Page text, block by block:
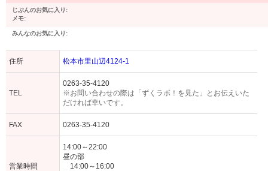
じぶんのお気に入り:
メモ:
みんなのお気に入り:
住所 松本市里山辺4124-1
TEL
0263-35-4120
※お問い合わせの際は「ずくラボ！を見た」とお伝えいた
だければ幸いです。
FAX 0263-35-4120
営業時間
14:00～22:00
昼の部
14:00～16:00